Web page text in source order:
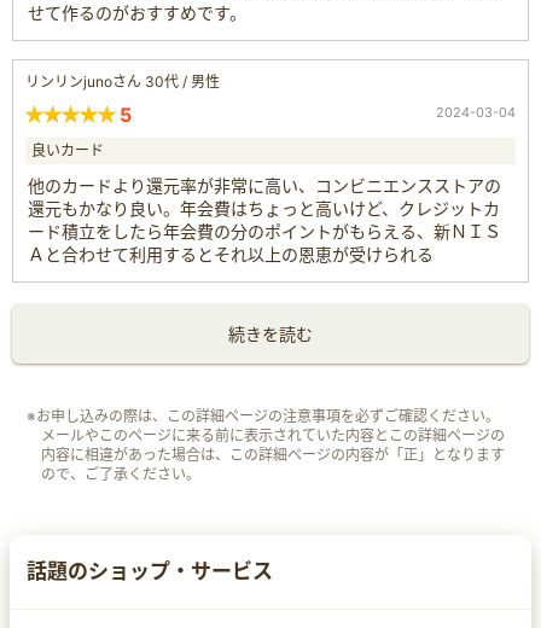
せて作るのがおすすめです。
リンリンjunoさん 30代 / 男性
5 2024-03-04
良いカード
他のカードより還元率が非常に高い、コンビニエンスストアの
還元もかなり良い。年会費はちょっと高いけど、クレジットカ
ード積立をしたら年会費の分のポイントがもらえる、新ＮＩＳ
Ａと合わせて利用するとそれ以上の恩恵が受けられる
続きを読む
※お申し込みの際は、この詳細ページの注意事項を必ずご確認ください。
メールやこのページに来る前に表示されていた内容とこの詳細ページの
内容に相違があった場合は、この詳細ページの内容が「正」となります
ので、ご了承ください。
話題のショップ・サービス